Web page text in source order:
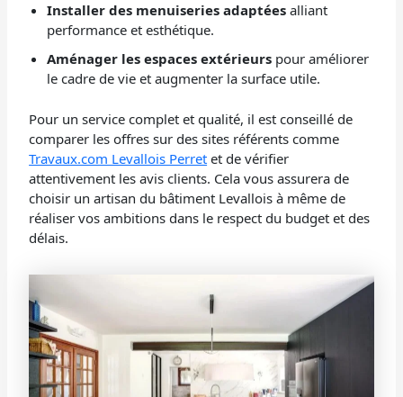
Installer des menuiseries adaptées alliant
performance et esthétique.
Aménager les espaces extérieurs pour améliorer
le cadre de vie et augmenter la surface utile.
Pour un service complet et qualité, il est conseillé de
comparer les offres sur des sites référents comme
Travaux.com Levallois Perret et de vérifier
attentivement les avis clients. Cela vous assurera de
choisir un artisan du bâtiment Levallois à même de
réaliser vos ambitions dans le respect du budget et des
délais.